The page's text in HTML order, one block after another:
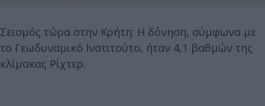
Σεισμός τώρα στην Κρήτη: Η δόνηση, σύμφωνα με
το Γεωδυναμικό Ινστιτούτο, ήταν 4,1 βαθμών της
κλίμακας Ρίχτερ.